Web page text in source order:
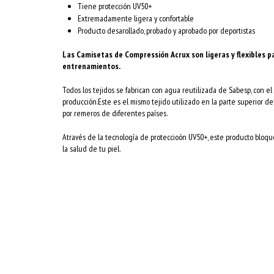
Tiene protección UV50+
Extremadamente ligera y confortable
Producto desarollado, probado y aprobado por deportistas
Las Camisetas de Compressión Acrux son ligeras y flexibles
entrenamientos.
Todos los tejidos se fabrican con agua reutilizada de Sabesp, con
producción.Este es el mismo tejido utilizado en la parte superior
por remeros de diferentes países.
Através de la tecnología de proteccioón UV50+, este producto
la salud de tu piel.